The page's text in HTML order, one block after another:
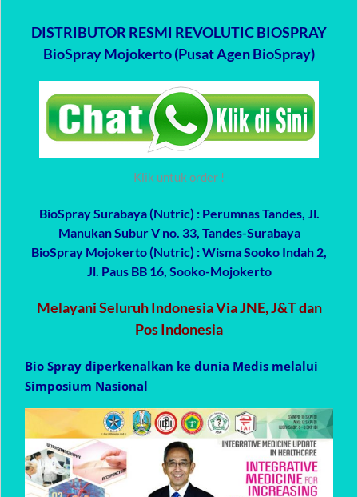
DISTRIBUTOR RESMI REVOLUTIC BIOSPRAY
BioSpray Mojokerto (Pusat Agen BioSpray)
Klik untuk order !
BioSpray Surabaya (Nutric) : Perumnas Tandes, Jl.
Manukan Subur V no. 33, Tandes-Surabaya
BioSpray Mojokerto (Nutric) : Wisma Sooko Indah 2,
Jl. Paus BB 16, Sooko-Mojokerto
Melayani Seluruh Indonesia Via JNE, J&T dan
Pos Indonesia
Bio Spray diperkenalkan ke dunia Medis melalui
Simposium Nasional